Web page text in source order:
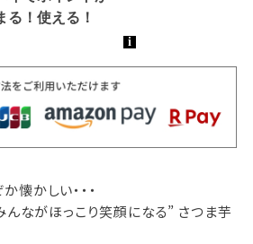
懐かしい・・・
んながほっこり笑顔になる” さつま芋